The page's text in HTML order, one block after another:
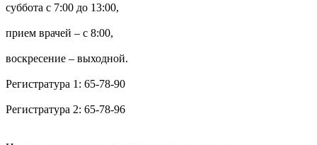
суббота с 7:00 до 13:00,
прием врачей – с 8:00,
воскресение – выходной.
Регистратура 1: 65-78-90
Регистратура 2: 65-78-96